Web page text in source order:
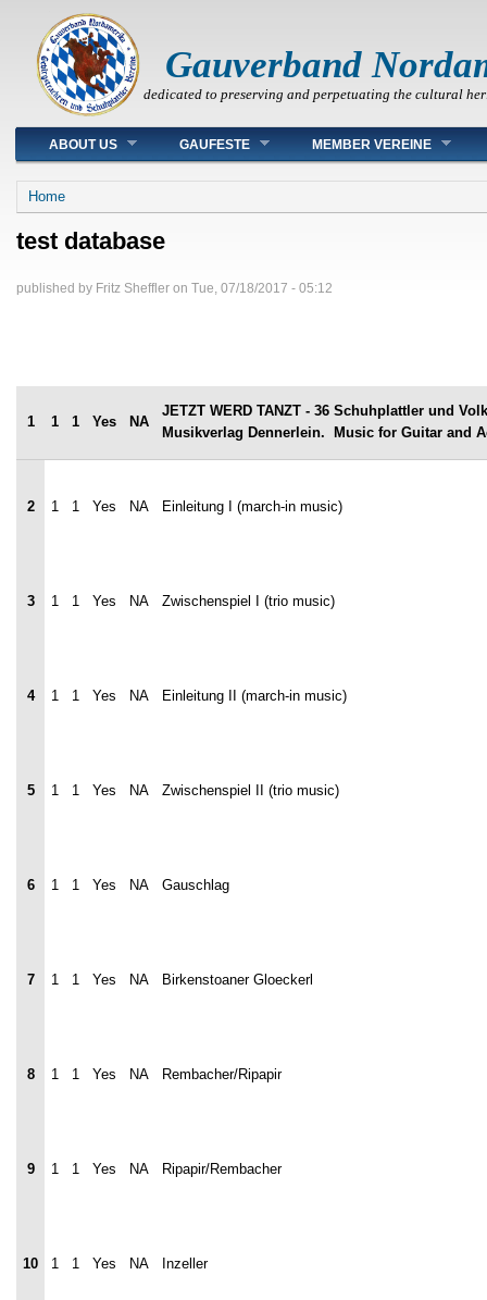
Gauverband
dedicated to preserving and perpetuating the cultural
Main menu
ABOUT US GAUFESTE MEMBER VEREINE
You are here
Home
test database
published by Fritz Sheffler on Tue, 07/18/2017 - 05:12
1 1 1 Yes NA
JETZT WERD TANZT - 36 Schuhplattler und
Musikverlag Dennerlein. Music for Guitar and
2 1 1 Yes NA Einleitung I (march-in music)
3 1 1 Yes NA Zwischenspiel I (trio music)
4 1 1 Yes NA Einleitung II (march-in music)
5 1 1 Yes NA Zwischenspiel II (trio music)
6 1 1 Yes NA Gauschlag
7 1 1 Yes NA Birkenstoaner Gloeckerl
8 1 1 Yes NA Rembacher/Ripapir
9 1 1 Yes NA Ripapir/Rembacher
10 1 1 Yes NA Inzeller